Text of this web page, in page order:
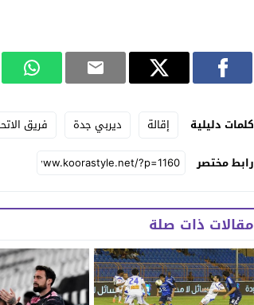
كلمات دليلية إقالة ديربي جدة فريق
رابط مختصر
مقالات ذات صلة